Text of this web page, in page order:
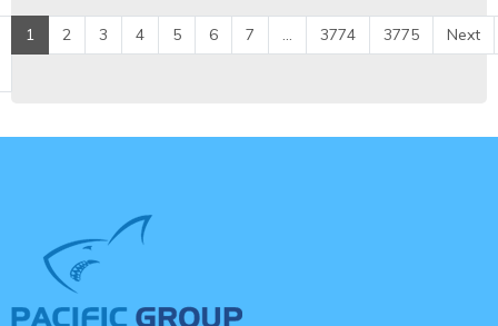
1 2 3 4 5 6 7 ... 3774 3775 Next